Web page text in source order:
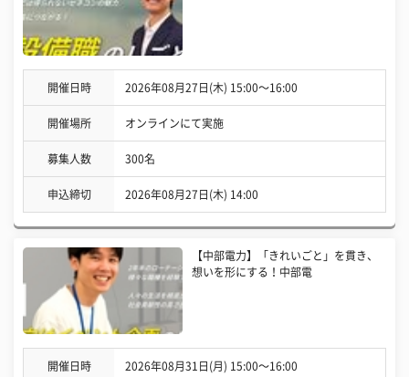
開催日時 2026年08月27日(木) 15:00〜16:00
開催場所 オンラインにて実施
募集人数 300名
申込締切 2026年08月27日(木) 14:00
【中部電力】「きれいごと」を貫き、
想いを形にする！中部電
開催日時 2026年08月31日(月) 15:00〜16:00